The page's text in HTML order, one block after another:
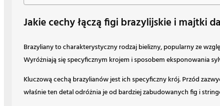
Jakie cechy łączą figi brazylijskie i majtki
Brazyliany to charakterystyczny rodzaj bielizny, popularny ze
Wyróżniają się specyficznym krojem i sposobem eksponowania
Kluczową cechą brazylianów jest ich specyficzny krój. Przód
właśnie ten detal odróżnia je od bardziej zabudowanych fig i